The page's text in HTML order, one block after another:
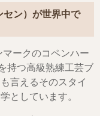
ン）が世界中で
ークのコペンハー
持つ高級熟練工芸ブ
言えるそのスタイ
としています。